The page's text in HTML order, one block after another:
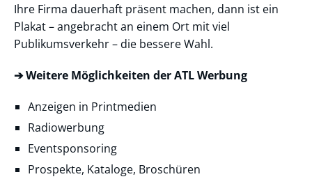
Ihre Firma dauerhaft präsent machen, dann ist ein
Plakat – angebracht an einem Ort mit viel
Publikumsverkehr – die bessere Wahl.
➔ Weitere Möglichkeiten der ATL Werbung
Anzeigen in Printmedien
Radiowerbung
Eventsponsoring
Prospekte, Kataloge, Broschüren